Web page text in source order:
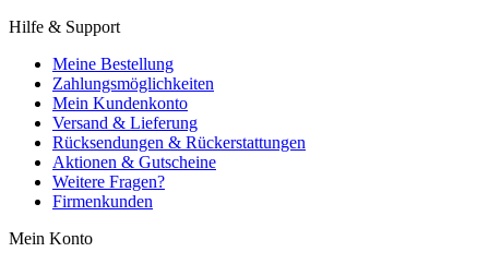
Hilfe & Support
Meine Bestellung
Zahlungsmöglichkeiten
Mein Kundenkonto
Versand & Lieferung
Rücksendungen & Rückerstattungen
Aktionen & Gutscheine
Weitere Fragen?
Firmenkunden
Mein Konto